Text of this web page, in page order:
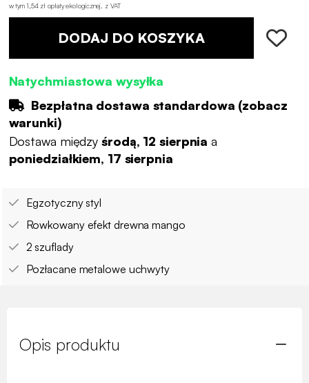
w tym 1,54 zł opłaty ekologicznej z VAT
DODAJ DO KOSZYKA
Natychmiastowa wysyłka
Bezpłatna dostawa standardowa (zobacz
warunki)
Dostawa między środą, 12 sierpnia a
poniedziałkiem, 17 sierpnia
Egzotyczny styl
Rowkowany efekt drewna mango
2 szuflady
Pozłacane metalowe uchwyty
Opis produktu